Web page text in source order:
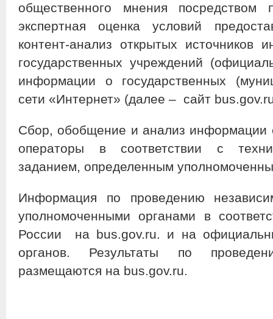
общественного мнения посредством
экспертная оценка условий
контент-анализ открытых источников
государственных учреждений
информации о государственных
сети «Интернет» (далее – сайт
Сбор, обобщение и анализ информации
операторы в соответствии с
заданием, определенным
Информация по проведению
уполномоченными органами в
России на bus.gov.ru. и на
органов. Результаты по
размещаются на bus.gov.ru.